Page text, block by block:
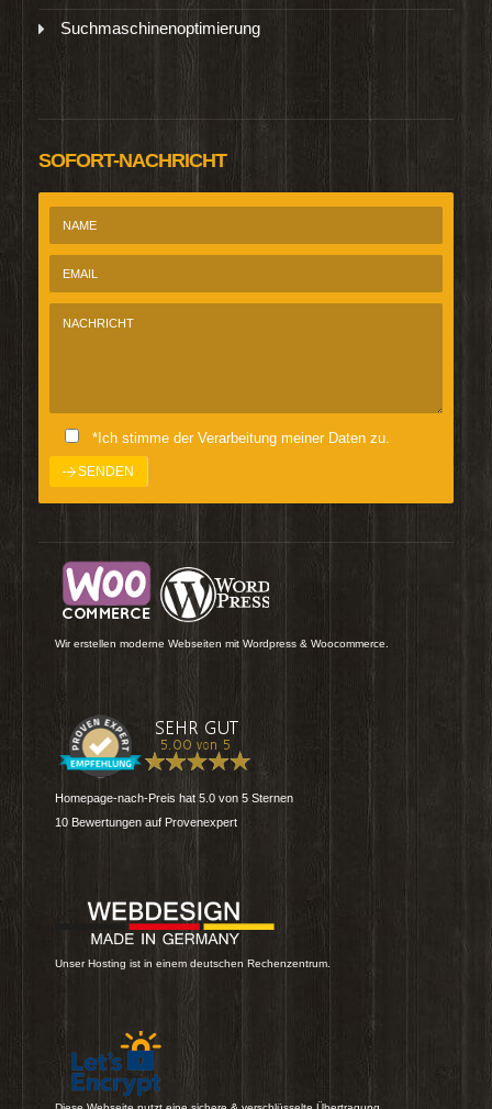
Suchmaschinenoptimierung
SOFORT-NACHRICHT
*Ich stimme der Verarbeitung meiner Daten zu.
Wir erstellen moderne Webseiten mit Wordpress & Woocommerce.
Homepage-nach-Preis hat 5.0 von 5 Sternen
10 Bewertungen auf Provenexpert
Unser Hosting ist in einem deutschen Rechenzentrum.